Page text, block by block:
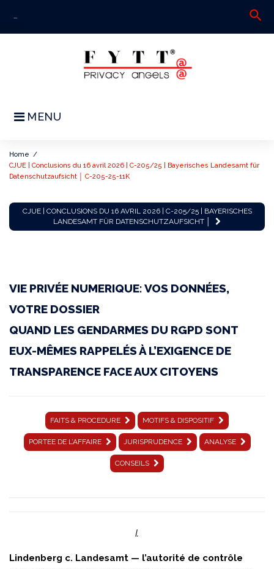
content
search
MENU
Home /
CJUE | Conclusions du 16 avril 2026 | C-205/25 | Bayerisches Landesamt für
Datenschutzaufsicht │ C-205-25-11K
CJUE
|
16
avril
2026
|
C-
Bayerisches
C-
CJUE | CONCLUSIONS DU 16 AVRIL 2026 | C-205/25 | BAYERISCHES
LANDESAMT FÜR DATENSCHUTZAUFSICHT │
VIE PRIVÉE NUMERIQUE: VOS DONNÉES,
VOTRE DOSSIER
QUAND LES GENDARMES DU RGPD SONT
EUX-MÊMES RAPPELÉS À L’EXIGENCE DE
TRANSPARENCE FACE AUX CITOYENS
FAITS & PROCEDURE MOTIFS & DISPOSITIF
PORTEE DE L’AFFAIRE JURISPRUDENCE ANALYSE
CONSEILS
I.
Lindenberg c. Landesamt — l’autorité de contrôle